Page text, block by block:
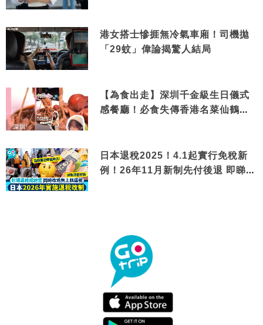
港女搭士慘捱無冷氣車廂！司機拋
「29蚊」偉論揭驚人結局
【為食出走】深圳千金級生日儀式
感餐廳！必食失傳香港名菜仙鶴神
日本退稅2025！4.1起實行免稅新
例！26年11月新制先付後退 即睇步